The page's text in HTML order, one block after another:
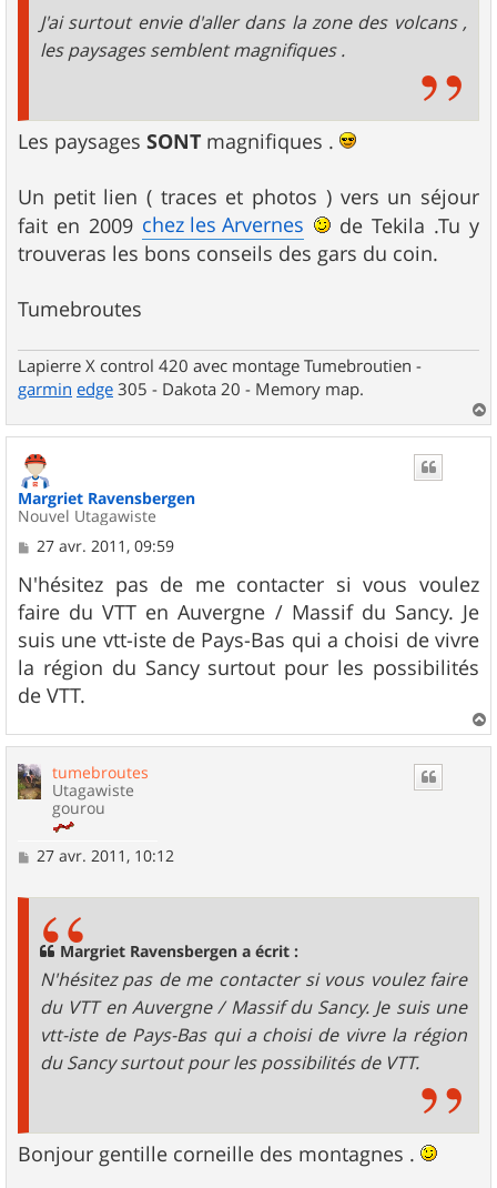
J'ai surtout envie d'aller dans la zone des volcans ,
les paysages semblent magnifiques .
Les paysages SONT magnifiques .
Un petit lien ( traces et photos ) vers un séjour
fait en 2009 chez les Arvernes
de Tekila .Tu y
trouveras les bons conseils des gars du coin.
Tumebroutes
Lapierre X control 420 avec montage Tumebroutien -
garmin edge 305 - Dakota 20 - Memory map.
a
Margriet Ravensbergen
Nouvel Utagawiste
M
s
s
a
g
e
27 avr. 2011, 09:59
N'hésitez pas de me contacter si vous voulez
faire du VTT en Auvergne / Massif du Sancy. Je
suis une vtt-iste de Pays-Bas qui a choisi de vivre
la région du Sancy surtout pour les possibilités
de VTT.
a
tumebroutes
Utagawiste
gourou
M
27 avr. 2011, 10:12
Margriet Ravensbergen a écrit :
N'hésitez pas de me contacter si vous voulez faire
du VTT en Auvergne / Massif du Sancy. Je suis une
vtt-iste de Pays-Bas qui a choisi de vivre la région
du Sancy surtout pour les possibilités de VTT.
Bonjour gentille corneille des montagnes .